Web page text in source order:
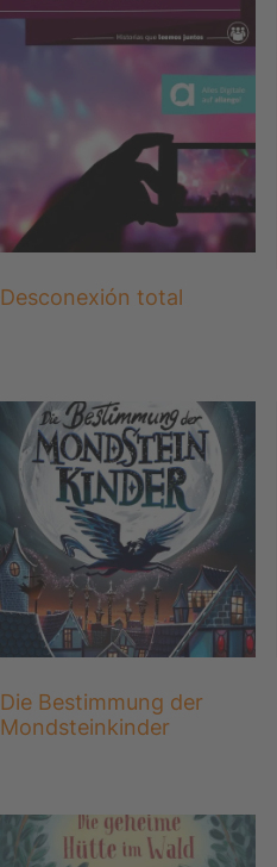
Desconexión total
Die Bestimmung der
Mondsteinkinder